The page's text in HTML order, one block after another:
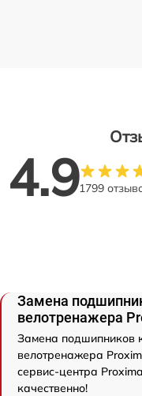
4.91799
Замена
велотренажера
Замена подшипников
велотренажера
сервис-центра
качественно!